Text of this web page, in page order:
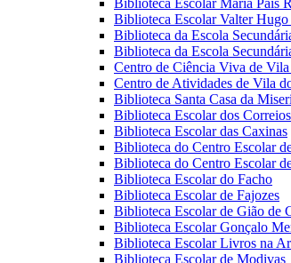
Biblioteca Escolar Maria Pais
Biblioteca Escolar Valter Hugo
Biblioteca da Escola
Biblioteca da Escola
Centro de Ciência Viva de
Centro de Atividades de Vila
Biblioteca Santa Casa da
Biblioteca Escolar dos Correios
Biblioteca Escolar das Caxinas
Biblioteca do Centro Escolar
Biblioteca do Centro Escolar
Biblioteca Escolar do Facho
Biblioteca Escolar de Fajozes
Biblioteca Escolar de Gião de
Biblioteca Escolar Gonçalo
Biblioteca Escolar Livros na
Biblioteca Escolar de Modivas